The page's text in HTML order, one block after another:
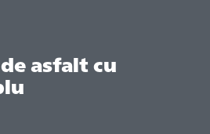
asfalt cu